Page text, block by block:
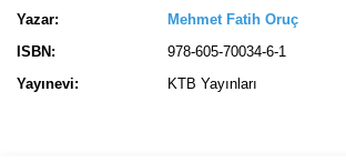
Yazar:
Mehmet Fatih Oruç
ISBN:
978-605-70034-6-1
Yayınevi:
KTB Yayınları